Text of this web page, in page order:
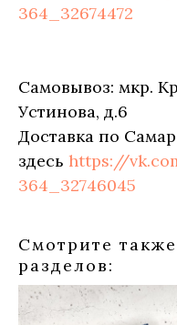
364_32674472
Самовывоз: мкр.
Устинова, д.6
Доставка по
здесь https://
364_32746045
Смотрите
разделов: